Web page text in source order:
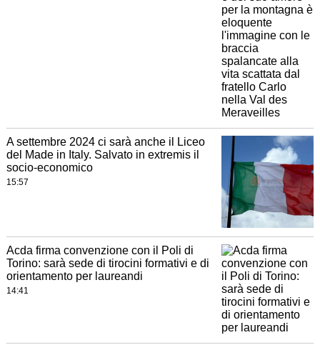
A settembre 2024 ci sarà anche il Liceo
del Made in Italy. Salvato in extremis il
socio-economico
15:57
Acda firma convenzione con il Poli di
Torino: sarà sede di tirocini formativi e di
orientamento per laureandi
14:41